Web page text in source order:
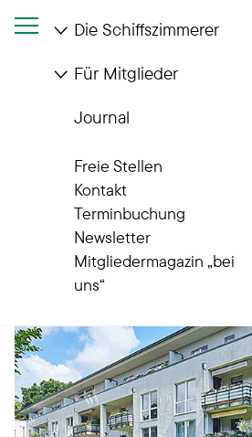
Die Schiffszimmerer
Für Mitglieder
Journal
Freie Stellen
Kontakt
Terminbuchung
Newsletter
Mitgliedermagazin „bei
uns“
Startseite
Die Schiffszimmerer Wohnanlagen
Volksdorf